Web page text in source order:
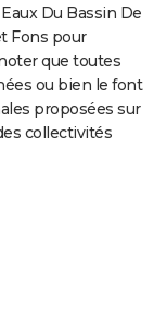
Du Bassin De
Fons pour
que toutes
ou bien le font
proposées sur
collectivités